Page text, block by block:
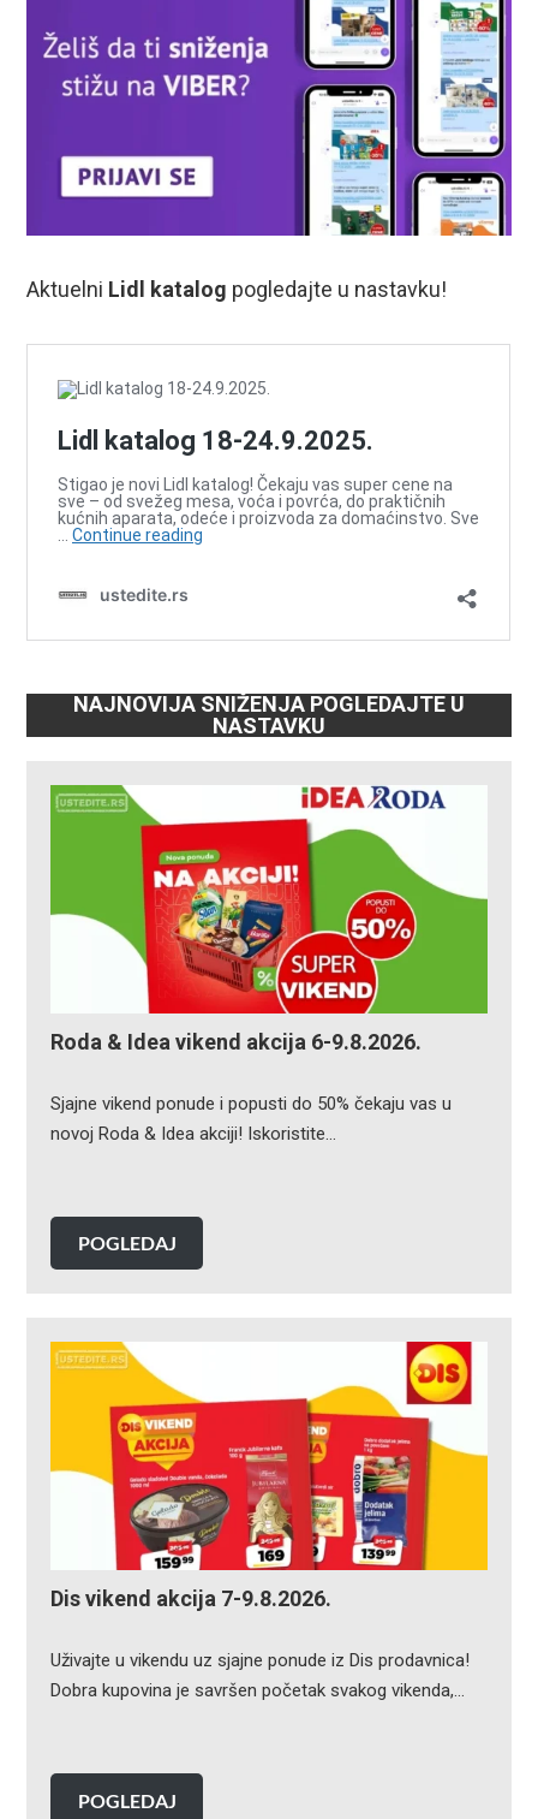
Aktuelni Lidl katalog pogledajte u nastavku!
NAJNOVIJA SNIŽENJA POGLEDAJTE U
NASTAVKU
Roda & Idea vikend akcija 6-9.8.2026.
Sjajne vikend ponude i popusti do 50% čekaju vas u
novoj Roda & Idea akciji! Iskoristite…
POGLEDAJ
Dis vikend akcija 7-9.8.2026.
Uživajte u vikendu uz sjajne ponude iz Dis prodavnica!
Dobra kupovina je savršen početak svakog vikenda,…
POGLEDAJ